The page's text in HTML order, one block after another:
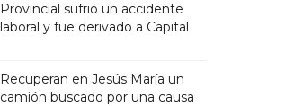
Provincial sufrió un accidente
laboral y fue derivado a Capital
Recuperan en Jesús María un
camión buscado por una causa